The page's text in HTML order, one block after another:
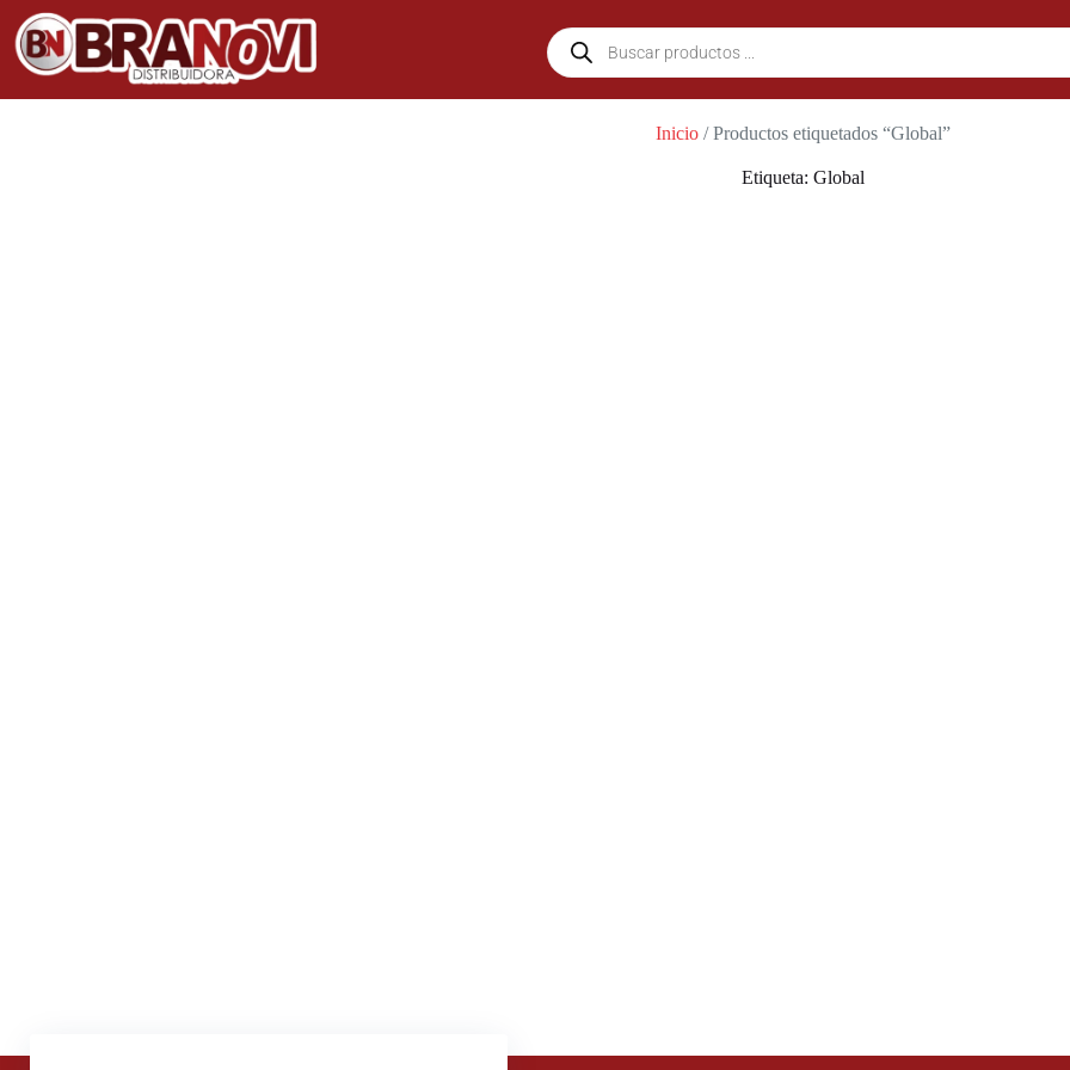
Inicio/ Productos etiquetados “Global”
Etiqueta: Global